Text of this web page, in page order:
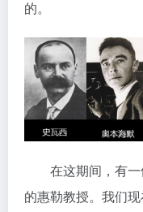
的。
在这期间，有一
的惠勒教授。我们